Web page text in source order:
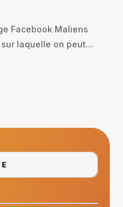
Facebook Maliens
laquelle on peut...